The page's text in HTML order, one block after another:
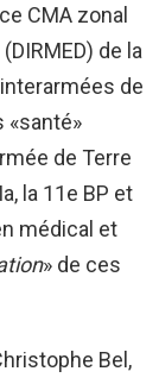
CMA zonal
de la
de
«santé»
de Terre
la 11e BP et
médical et
» de ces
Bel,